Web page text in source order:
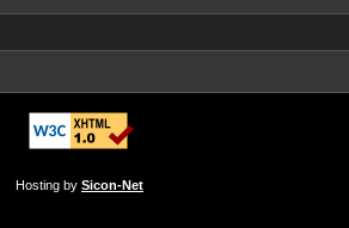
Hosting by Sicon-Net